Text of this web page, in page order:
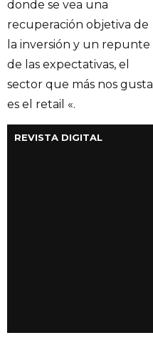
donde se vea una
recuperación objetiva de
la inversión y un repunte
de las expectativas, el
sector que más nos gusta
es el retail «.
REVISTA DIGITAL